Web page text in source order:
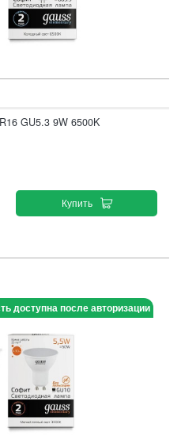
GU5.3 9W 6500K
Купить
доступна после авторизации